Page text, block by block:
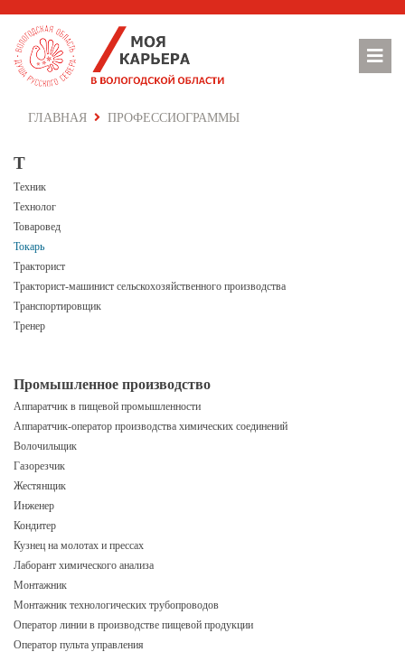
ГЛАВНАЯ ПРОФЕССИОГРАММЫ
Т
Техник
Технолог
Товаровед
Токарь
Тракторист
Тракторист-машинист сельскохозяйственного производства
Транспортировщик
Тренер
Промышленное производство
Аппаратчик в пищевой промышленности
Аппаратчик-оператор производства химических соединений
Волочильщик
Газорезчик
Жестянщик
Инженер
Кондитер
Кузнец на молотах и прессах
Лаборант химического анализа
Монтажник
Монтажник технологических трубопроводов
Оператор линии в производстве пищевой продукции
Оператор пульта управления